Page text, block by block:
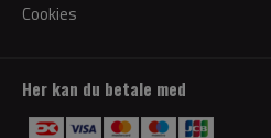
Cookies
Her kan du betale med